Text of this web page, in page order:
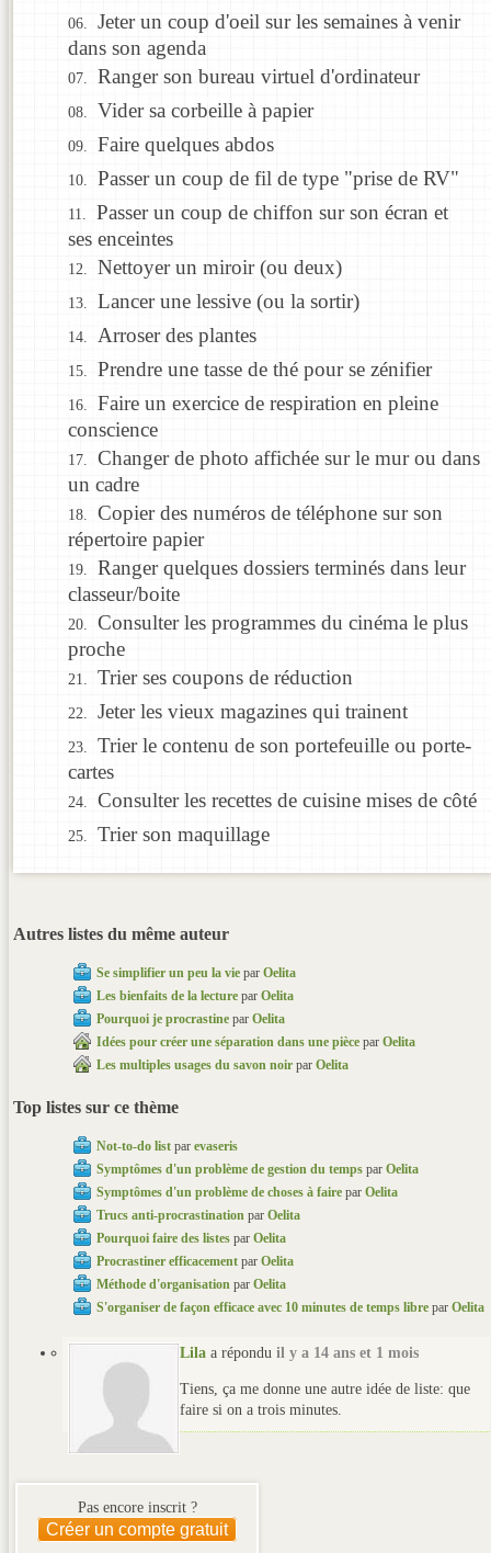
Jeter un coup d'oeil sur les semaines à venir
dans son agenda
Ranger son bureau virtuel d'ordinateur
Vider sa corbeille à papier
Faire quelques abdos
Passer un coup de fil de type "prise de RV"
Passer un coup de chiffon sur son écran et
ses enceintes
Nettoyer un miroir (ou deux)
Lancer une lessive (ou la sortir)
Arroser des plantes
Prendre une tasse de thé pour se zénifier
Faire un exercice de respiration en pleine
conscience
Changer de photo affichée sur le mur ou dans
un cadre
Copier des numéros de téléphone sur son
répertoire papier
Ranger quelques dossiers terminés dans leur
classeur/boite
Consulter les programmes du cinéma le plus
proche
Trier ses coupons de réduction
Jeter les vieux magazines qui trainent
Trier le contenu de son portefeuille ou porte-
cartes
Consulter les recettes de cuisine mises de côté
Trier son maquillage
Autres listes du même auteur
Se simplifier un peu la vie par Oelita
Les bienfaits de la lecture par Oelita
Pourquoi je procrastine par Oelita
Idées pour créer une séparation dans une pièce par Oelita
Les multiples usages du savon noir par Oelita
Top listes sur ce thème
Not-to-do list par evaseris
Symptômes d'un problème de gestion du temps par Oelita
Symptômes d'un problème de choses à faire par Oelita
Trucs anti-procrastination par Oelita
Pourquoi faire des listes par Oelita
Procrastiner efficacement par Oelita
Méthode d'organisation par Oelita
S'organiser de façon efficace avec 10 minutes de temps libre par Oelita
Lila a répondu il y a 14 ans et 1 mois
Tiens, ça me donne une autre idée de liste: que
faire si on a trois minutes.
Pas encore inscrit ?
Créer un compte gratuit